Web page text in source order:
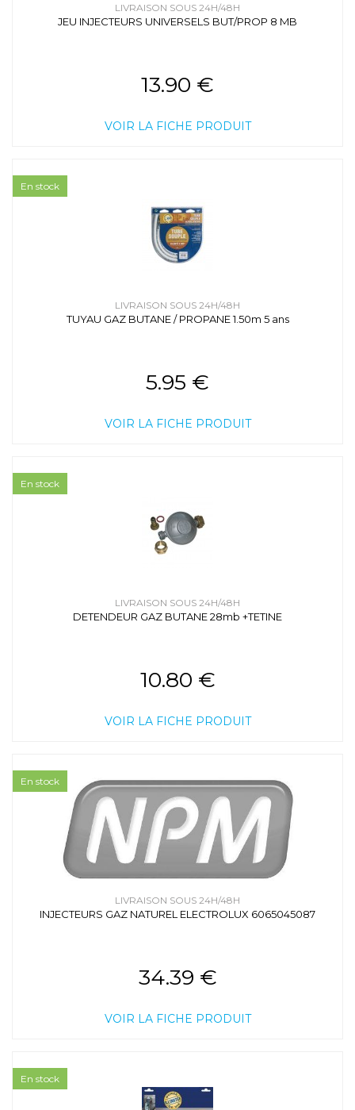
Table de cuisson - Gazinière / FAGOR /
3CF640ENATV/ 920011248
Table de cuisson - Gazinière / FAGOR /
LIVRAISON SOUS 24H/48H
JEU INJECTEURS UNIVERSELS BUT/PROP 8 MB
13.90 €
VOIR LA FICHE PRODUIT
LIVRAISON SOUS 24H/48H
TUYAU GAZ BUTANE / PROPANE 1.50m 5 ans
5.95 €
VOIR LA FICHE PRODUIT
En stock
LIVRAISON SOUS 24H/48H
DETENDEUR GAZ BUTANE 28mb +TETINE
10.80 €
VOIR LA FICHE PRODUIT
En stock
LIVRAISON SOUS 24H/48H
INJECTEURS GAZ NATUREL ELECTROLUX 6065045087
34.39 €
VOIR LA FICHE PRODUIT
En stock
En stock